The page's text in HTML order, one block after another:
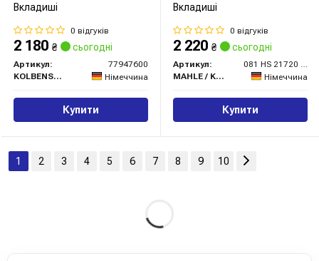
Вкладиші
0 відгуків
2 180 ₴ сьогодні
Артикул:
77947600
KOLBENSCHMIDT
Німеччина
Купити
Вкладиші
0 відгуків
2 220 ₴ сьогодні
Артикул:
081 HS 21720 000
MAHLE / KNECHT
Німеччина
Купити
1 2 3 4 5 6 7 8 9 10